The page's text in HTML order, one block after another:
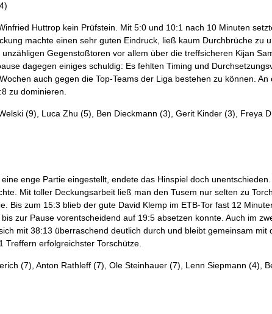
Huttrop kein Prüfstein. Mit 5:0 und 10:1 nach 10 Minuten
machte einen sehr guten Eindruck, ließ kaum Durchbrüche zu
Gegenstoßtoren vor allem über die treffsicheren Kijan
dagegen einiges schuldig: Es fehlten Timing und
auch gegen die Top-Teams der Liga bestehen zu können.
zu dominieren.
(9), Luca Zhu (5), Ben Dieckmann (3), Gerit Kinder (3), Freya
enge Partie eingestellt, endete das Hinspiel doch
Mit toller Deckungsarbeit ließ man den Tusem nur selten zu
Bis zum 15:3 blieb der gute David Klemp im ETB-Tor fast 12
zur Pause vorentscheidend auf 19:5 absetzen konnte. Auch im
mit 38:13 überraschend deutlich durch und bleibt gemeinsam
Treffern erfolgreichster Torschütze.
(7), Anton Rathleff (7), Ole Steinhauer (7), Lenn Siepmann (4),